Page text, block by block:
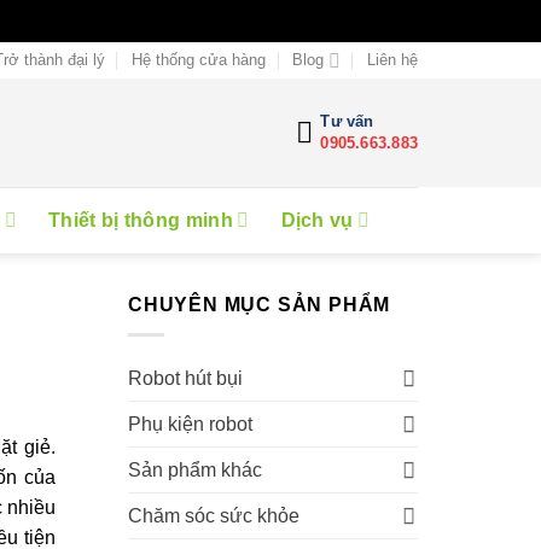
thành đại lý Hệ thống cửa hàng Blog Liên hệ
Tư vấn
0905.663.883
Thiết bị thông minh Dịch vụ
giẻ.
của
nhiều
tiện
CHUYÊN MỤC SẢN PHẨM
Robot hút bụi
Phụ kiện robot
Sản phẩm khác
Chăm sóc sức khỏe